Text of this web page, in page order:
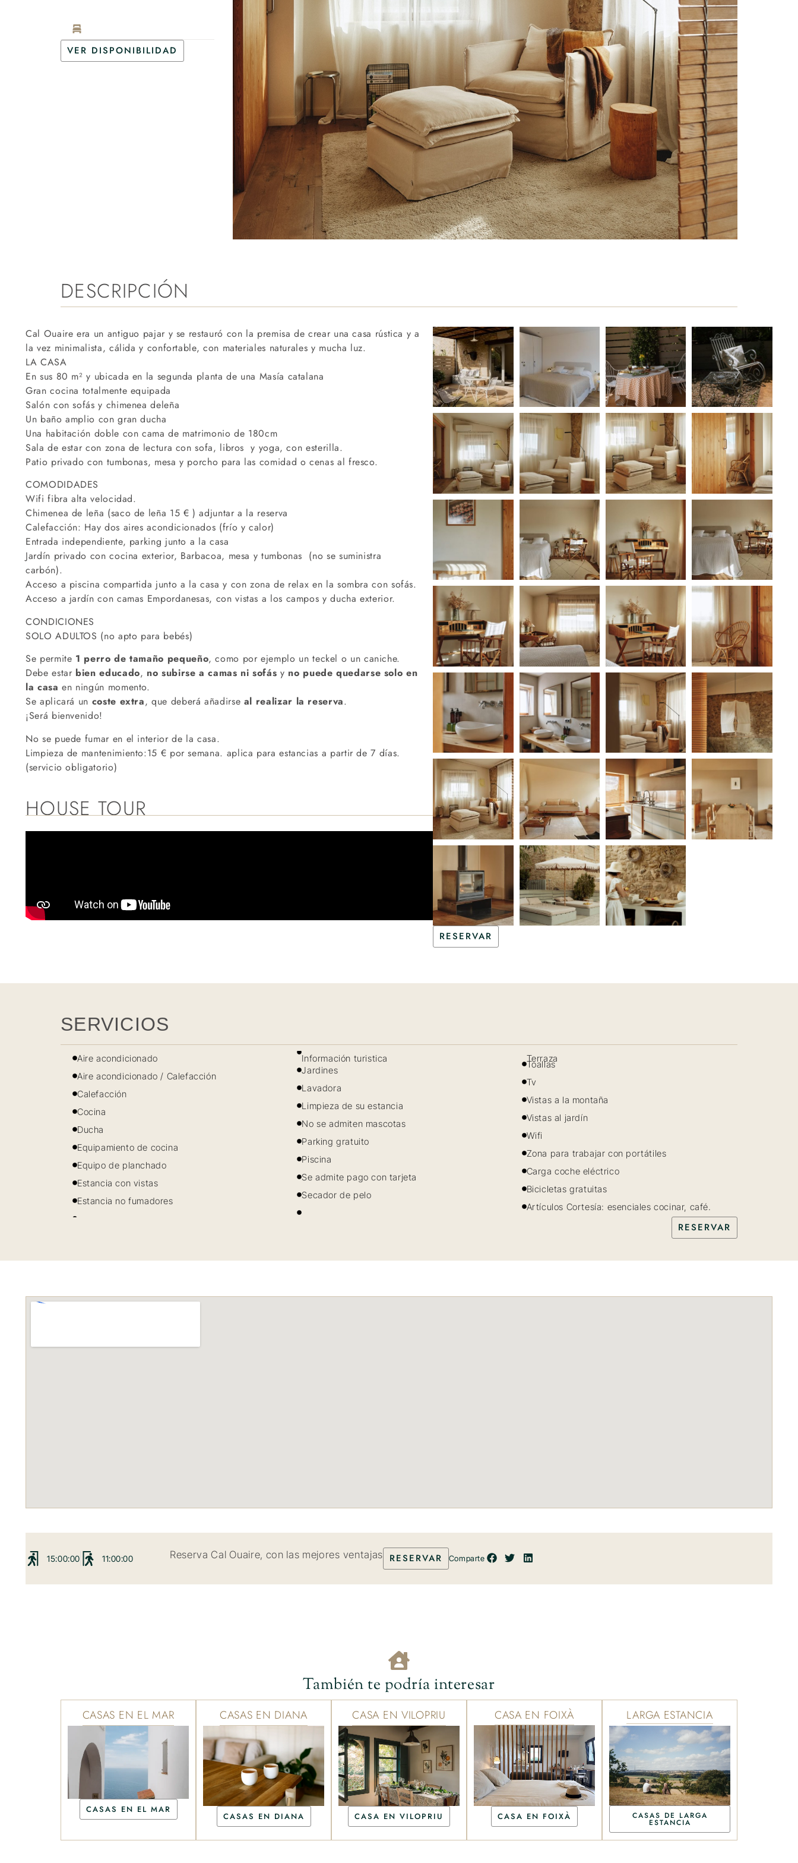
VER DISPONIBILIDAD
DESCRIPCIÓN
Cal Ouaire era un antiguo pajar y se restauró con la premisa de crear una casa rústica y a
la vez minimalista, cálida y confortable, con materiales naturales y mucha luz.
LA CASA
En sus 80 m² y ubicada en la segunda planta de una Masía catalana
Gran cocina totalmente equipada
Salón con sofás y chimenea deleña
Un baño amplio con gran ducha
Una habitación doble con cama de matrimonio de 180cm
Sala de estar con zona de lectura con sofa, libros y yoga, con esterilla.
Patio privado con tumbonas, mesa y porcho para las comidad o cenas al fresco.
COMODIDADES
Wifi fibra alta velocidad.
Chimenea de leña (saco de leña 15 € ) adjuntar a la reserva
Calefacción: Hay dos aires acondicionados (frío y calor)
Entrada independiente, parking junto a la casa
Jardín privado con cocina exterior, Barbacoa, mesa y tumbonas (no se suministra
carbón).
Acceso a piscina compartida junto a la casa y con zona de relax en la sombra con sofás.
Acceso a jardín con camas Empordanesas, con vistas a los campos y ducha exterior.
CONDICIONES
SOLO ADULTOS (no apto para bebés)
Se permite 1 perro de tamaño pequeño, como por ejemplo un teckel o un caniche.
Debe estar bien educado, no subirse a camas ni sofás y no puede quedarse solo en
la casa en ningún momento.
Se aplicará un coste extra, que deberá añadirse al realizar la reserva.
¡Será bienvenido!
No se puede fumar en el interior de la casa.
Limpieza de mantenimiento:15 € por semana. aplica para estancias a partir de 7 días.
(servicio obligatorio)
HOUSE TOUR
RESERVAR
SERVICIOS
Aire acondicionado
Aire acondicionado / Calefacción
Calefacción
Cocina
Ducha
Equipamiento de cocina
Equipo de planchado
Estancia con vistas
Estancia no fumadores
Información turistica
Jardines
Lavadora
Limpieza de su estancia
No se admiten mascotas
Parking gratuito
Piscina
Se admite pago con tarjeta
Secador de pelo
Terraza
Toallas
Tv
Vistas a la montaña
Vistas al jardín
Wifi
Zona para trabajar con portátiles
Carga coche eléctrico
Bicicletas gratuitas
Artículos Cortesía: esenciales cocinar, café.
RESERVAR
15:00:00 11:00:00 Reserva Cal Ouaire, con las mejores ventajas RESERVAR Comparte
También te podría interesar
CASAS EN EL MAR
CASAS EN EL MAR
CASAS EN DIANA
CASAS EN DIANA
CASA EN VILOPRIU
CASA EN VILOPRIU
CASA EN FOIXÀ
CASA EN FOIXÀ
LARGA ESTANCIA
CASAS DE LARGA
ESTANCIA